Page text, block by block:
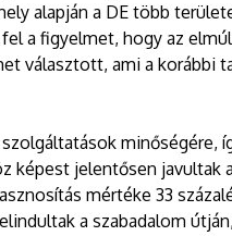
alapján a DE több
a figyelmet, hogy az
választott, ami a korábbi
minőségére,
képest jelentősen javultak
mértéke 33
a szabadalom útján,